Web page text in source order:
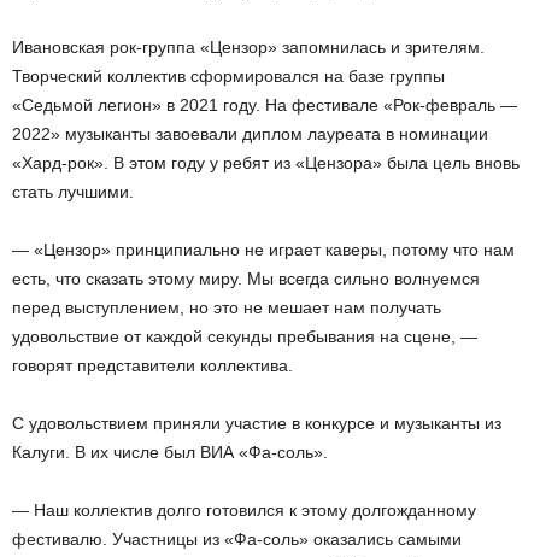
Ивановская рок-группа «Цензор» запомнилась и зрителям.
Творческий коллектив сформировался на базе группы
«Седьмой легион» в 2021 году. На фестивале «Рок-февраль —
2022» музыканты завоевали диплом лауреата в номинации
«Хард-рок». В этом году у ребят из «Цензора» была цель вновь
стать лучшими.
— «Цензор» принципиально не играет каверы, потому что нам
есть, что сказать этому миру. Мы всегда сильно волнуемся
перед выступлением, но это не мешает нам получать
удовольствие от каждой секунды пребывания на сцене, —
говорят представители коллектива.
С удовольствием приняли участие в конкурсе и музыканты из
Калуги. В их числе был ВИА «Фа-соль».
— Наш коллектив долго готовился к этому долгожданному
фестивалю. Участницы из «Фа-соль» оказались самыми